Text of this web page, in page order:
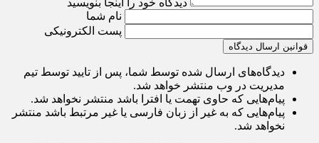
نام شما
پست الکترونیکی
قوانین ارسال دیدگاه
دیدگاه‌های ارسال شده توسط شما، پس از تایید توسط تیم
مدیریت در وب منتشر خواهد شد.
پیام‌هایی که حاوی تهمت یا افترا باشد منتشر نخواهد شد.
پیام‌هایی که به غیر از زبان فارسی یا غیر مرتبط باشد منتشر
نخواهد شد.